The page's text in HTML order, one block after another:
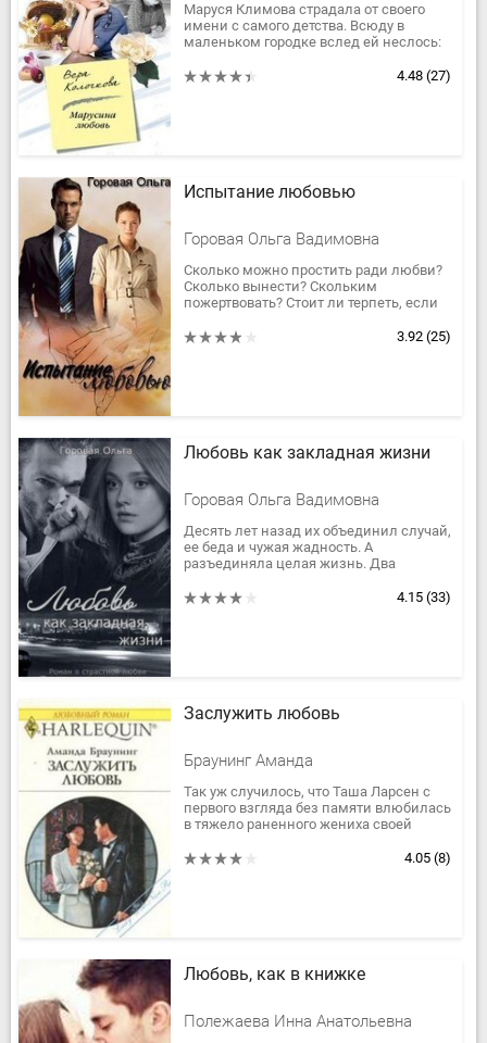
Маруся Климова страдала от своего
имени с самого детства. Всюду в
маленьком городке вслед ей неслось:
любимого!» Но уж никак она не...4.48 (27)
Испытание любовью
Горовая Ольга Вадимовна
Сколько можно простить ради любви?
Сколько вынести? Скольким
пожертвовать? Стоит ли терпеть, если
помехой? Стоит ли ломать себя и3.92 (25)
Любовь как закладная жизни
Горовая Ольга Вадимовна
Десять лет назад их объединил случай,
ее беда и чужая жадность. А
разъединяла целая жизнь. Два
Боруцкий - бандит, заправляющий...
4.15 (33)
Заслужить любовь
Браунинг Аманда
Так уж случилось, что Таша Ларсен с
первого взгляда без памяти влюбилась
в тяжело раненного жениха своей
Чейза, и тот не заметил...
4.05 (8)
Любовь, как в книжке
Полежаева Инна Анатольевна